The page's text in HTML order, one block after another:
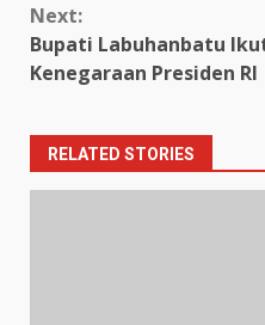
Next:
Bupati Labuhanbatu
Kenegaraan Presiden RI
RELATED STORIES